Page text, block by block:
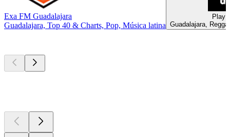
Exa FM Guadalajara
Guadalajara, Top 40 & Charts, Pop, Música latina Guadalajara,